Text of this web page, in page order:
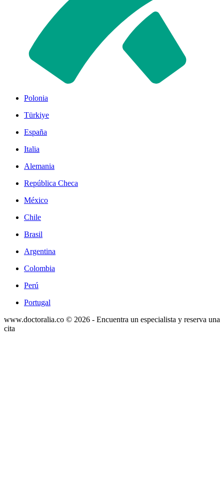
Polonia
Türkiye
España
Italia
Alemania
República Checa
México
Chile
Brasil
Argentina
Colombia
Perú
Portugal
www.doctoralia.co © 2026 - Encuentra un especialista y reserva una
cita